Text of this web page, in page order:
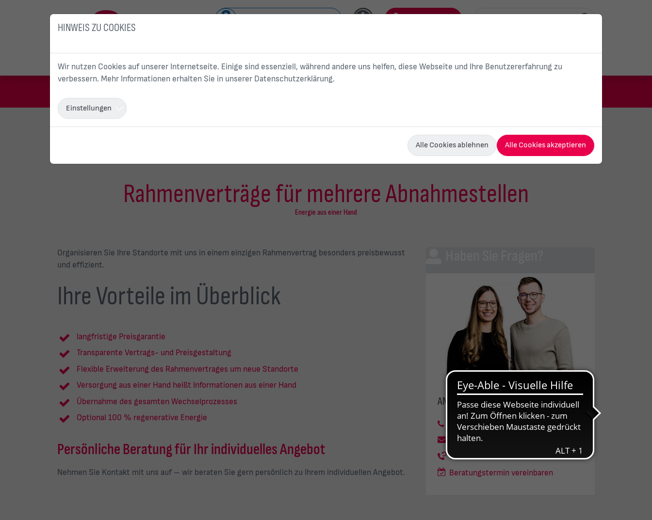
Kundenservice Unser Unternehmen
Sie sind hier: Start Geschäftskunden Strom Rahmenverträge für mehrere Abnahmestellen
Rahmenverträge für mehrere Abnahmestellen
Energie aus einer Hand
Organisieren Sie Ihre Standorte mit uns in einem einzigen Rahmenvertrag besonders preisbewusst
und effizient.
Ihre Vorteile im Überblick
langfristige Preisgarantie
Transparente Vertrags- und Preisgestaltung
Flexible Erweiterung des Rahmenvertrages um neue Standorte
Versorgung aus einer Hand heißt Informationen aus einer Hand
Übernahme des gesamten Wechselprozesses
Optional 100 % regenerative Energie
Persönliche Beratung für Ihr individuelles Angebot
Nehmen Sie Kontakt mit uns auf – wir beraten Sie gern persönlich zu Ihrem individuellen Angebot.
ANSPRECHPARTNER GROSSKUNDEN
03643 4341-297
grosskunden@sw-weimar.de
Rückrufservice
Beratungstermin vereinbaren
HINWEIS ZU COOKIES
Wir nutzen Cookies auf unserer Internetseite. Einige sind essenziell, während andere uns helfen, diese Webseite und Ihre Benutzererfahrung zu
verbessern. Mehr Informationen erhalten Sie in unserer Datenschutzerklärung.
Einstellungen
Alle Cookies ablehnen Alle Cookies akzeptieren